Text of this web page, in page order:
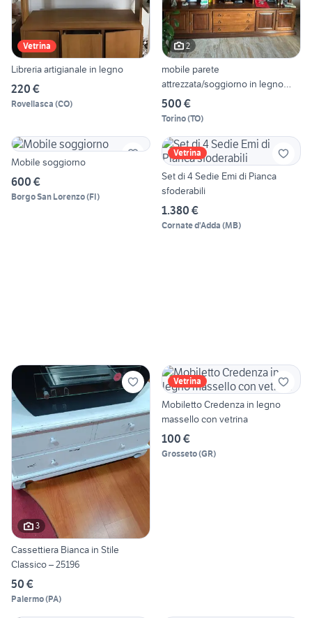
Vetrina
Libreria artigianale in legno
220 €
Rovellasca (CO)
2
mobile parete
attrezzata/soggiorno in legno
massic
500 €
Torino(TO)
Mobile soggiorno
600 €
Borgo San Lorenzo(FI)
Vetrina
Set di 4 Sedie Emi di Pianca
sfoderabili
1.380 €
Cornate d'Adda (MB)
3
Cassettiera Bianca in Stile
Classico – 25196
50 €
Palermo(PA)
Vetrina
Mobiletto Credenza in legno
massello con vetrina
100 €
Grosseto(GR)